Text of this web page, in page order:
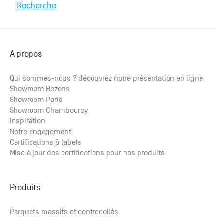
Parquet Retina Velours
111.98€ HT /m2 134.38€ TTC
Recherche
A propos
Qui sommes-nous ? découvrez notre présentation en ligne
Showroom Bezons
Showroom Paris
Showroom Chambourcy
Inspiration
Notre engagement
Certifications & labels
Mise à jour des certifications pour nos produits
Produits
Parquets massifs et contrecollés